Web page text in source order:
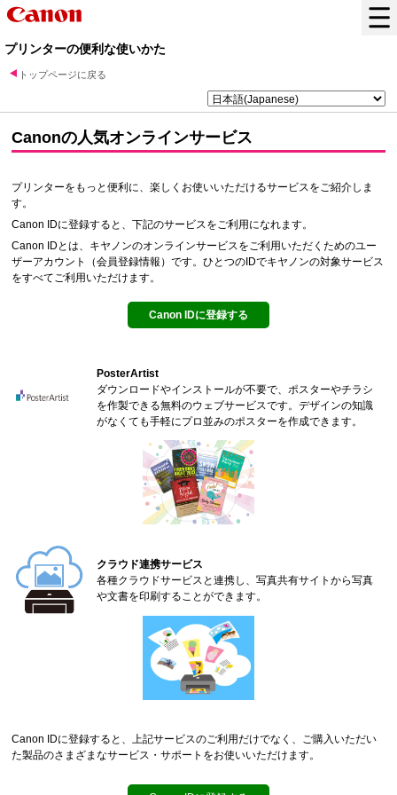
プリンターの便利な使いかた
トップページに戻る
Canonの人気オンラインサービス
プリンターをもっと便利に、楽しくお使いいただけるサービスをご紹介しま
す。
Canon IDに登録すると、下記のサービスをご利用になれます。
Canon ID とは、キヤノンのオンラインサービスをご利用いただくためのユー
ザーアカウント（会員登録情報）です。ひとつのIDでキヤノンの対象サービス
をすべてご利用いただけます。
Canon IDに登録する
PosterArtist
ダウンロードやインストールが不要で、ポスターやチラシ
を作製できる無料のウェブサービスです。デザインの知識
がなくても手軽にプロ並みのポスターを作成できます。
クラウド連携サービス
各種クラウドサービスと連携し、写真共有サイトから写真
や文書を印刷することができます。
Canon IDに登録すると、上記サービスのご利用だけでなく、ご購入いただい
た製品のさまざまなサービス・サポートをお使いいただけます。